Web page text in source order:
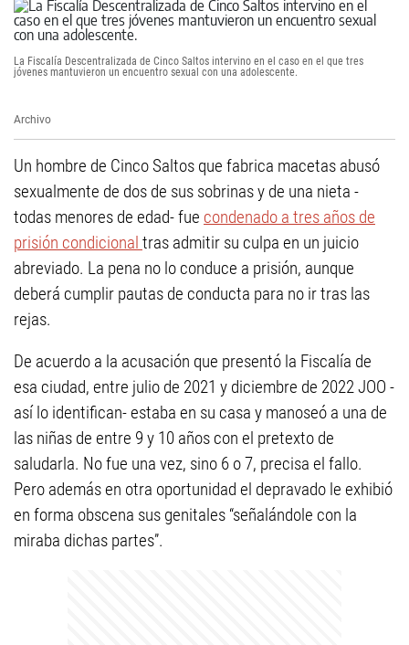
La Fiscalía Descentralizada de Cinco Saltos intervino en el caso en el que tres
jóvenes mantuvieron un encuentro sexual con una adolescente.
Archivo
Un hombre de Cinco Saltos que fabrica macetas abusó
sexualmente de dos de sus sobrinas y de una nieta -
todas menores de edad- fue condenado a tres años de
prisión condicional tras admitir su culpa en un juicio
abreviado. La pena no lo conduce a prisión, aunque
deberá cumplir pautas de conducta para no ir tras las
rejas.
De acuerdo a la acusación que presentó la Fiscalía de
esa ciudad, entre julio de 2021 y diciembre de 2022 JOO -
así lo identifican- estaba en su casa y manoseó a una de
las niñas de entre 9 y 10 años con el pretexto de
saludarla. No fue una vez, sino 6 o 7, precisa el fallo.
Pero además en otra oportunidad el depravado le exhibió
en forma obscena sus genitales “señalándole con la
miraba dichas partes”.